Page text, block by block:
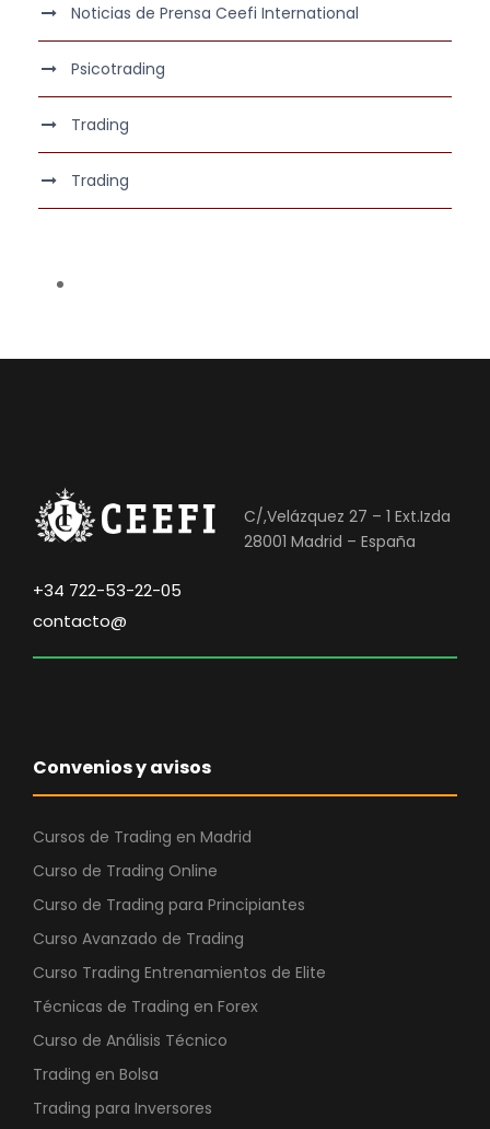
Noticias de Prensa Ceefi International
Psicotrading
Trading
Trading
C/,Velázquez 27 – 1 Ext.Izda
28001 Madrid – España
+34 722-53-22-05
contacto@
Convenios y avisos
Cursos de Trading en Madrid
Curso de Trading Online
Curso de Trading para Principiantes
Curso Avanzado de Trading
Curso Trading Entrenamientos de Elite
Técnicas de Trading en Forex
Curso de Análisis Técnico
Trading en Bolsa
Trading para Inversores